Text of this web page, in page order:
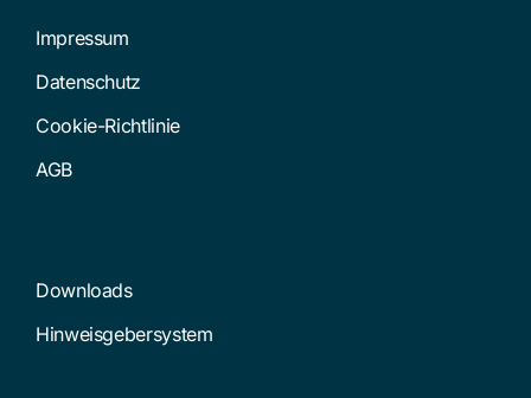
Impressum
Datenschutz
Cookie-Richtlinie
AGB
Downloads
Hinweisgebersystem